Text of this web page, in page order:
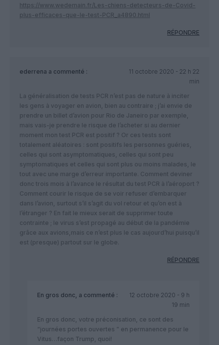
https://www.wedemain.fr/Les-chiens-detecteurs-de-Covid-
plus-efficaces-que-le-test-PCR_a4890.html
RÉPONDRE
ederrena a commenté :
11 octobre 2020 - 22 h 22
min
La généralisation de tests PCR n’est pas de nature à inciter
les gens à voyager en avion, bien au contraire ; j’ai envie de
prendre un billet d’avion pour Rio de Janeiro par exemple,
mais vais-je prendre le risque de l’acheter si au dernier
moment mon test PCR est positif ? Or ces tests sont
totalement aléatoires : sont positifs les personnes guéries,
celles qui sont asymptomatiques, celles qui sont peu
symptomatiques et celles qui sont plus ou moins malades, le
tout avec une marge d’erreur importante. Comment deviner
donc trois mois à l’avance le résultat du test PCR à l’aéroport ?
Comment courir le risque de se voir refuser d’embarquer
dans l’avion, surtout s’il s’agit du vol retour et qu’on est à
l’étranger ? En fait le mieux serait de supprimer toute
contrainte ; le virus s’est propagé au début de la pandémie
grâce aux avions,mais ce n’est plus le cas aujourd’hui puisqu’il
est (presque) partout sur le globe.
RÉPONDRE
En gros donc, a commenté :
12 octobre 2020 - 9 h
19 min
En gros donc, votre préconisation, ce sont des
“journées portes ouvertes ” en permanence pour le
Vitus…façon Trump, quoi!